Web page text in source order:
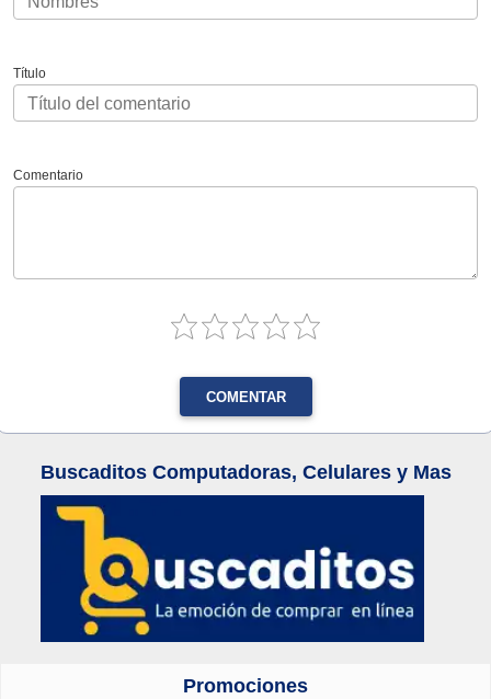
Título
Comentario
COMENTAR
Buscaditos Computadoras, Celulares y Mas
Promociones